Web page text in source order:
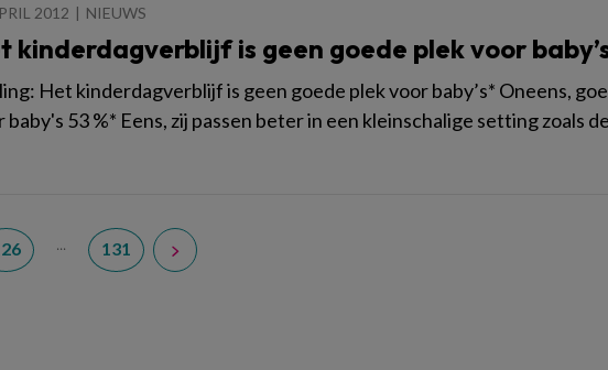
2012 NIEUWS
kinderdagverblijf is geen goede plek voor
Het kinderdagverblijf is geen goede plek voor baby’s* Oneens,
baby's 53 %* Eens, zij passen beter in een kleinschalige setting zoals
... 131